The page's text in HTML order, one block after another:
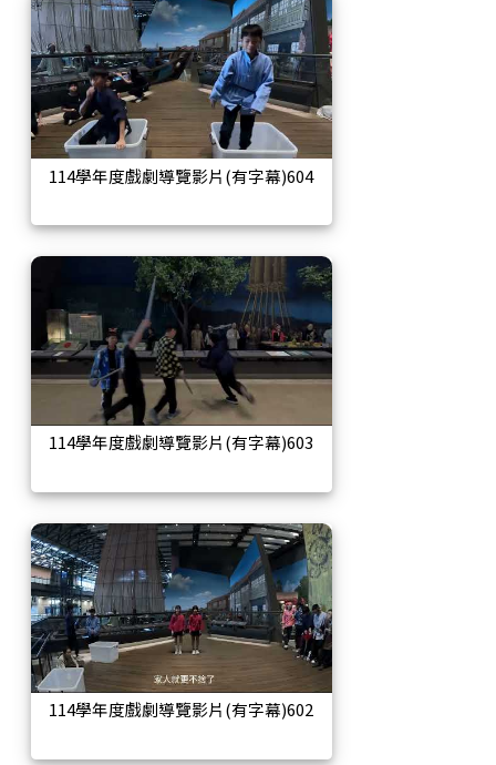
114學年度戲劇導覽影片(有字幕)604
114學年度戲劇導覽影片(有字幕)603
114學年度戲劇導覽影片(有字幕)602